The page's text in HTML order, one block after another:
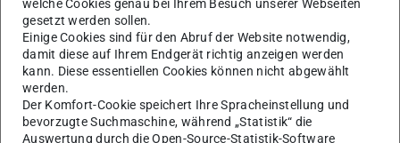
variational formulations: Hellinger–Reissner (two-field)
and Hu–Washizu (three-field) principles. Discussion of
locking phenomena and mixed formulations through
Timoshenko beam models.
2. Introduction to nonlinear finite element analysis
welche Cookies genau bei Ihrem Besuch unserer Webseiten
gesetzt werden sollen.
Einige Cookies sind für den Abruf der Website notwendig,
damit diese auf Ihrem Endgerät richtig anzeigen werden
kann. Diese essentiellen Cookies können nicht abgewählt
werden.
Der Komfort-Cookie speichert Ihre Spracheinstellung und
bevorzugte Suchmaschine, während „Statistik“ die
Auswertung durch die Open-Source-Statistik-Software